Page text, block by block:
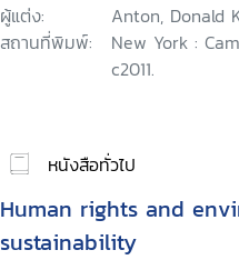
ผู้แต่ง:
Anton, Donald
สถานที่พิมพ์:
New York :
c2011.
หนังสือทั่วไป
Human rights and
sustainability